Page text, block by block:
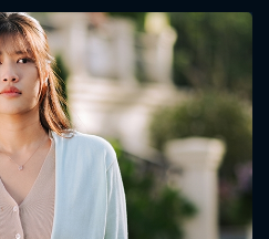
x
NHẬP